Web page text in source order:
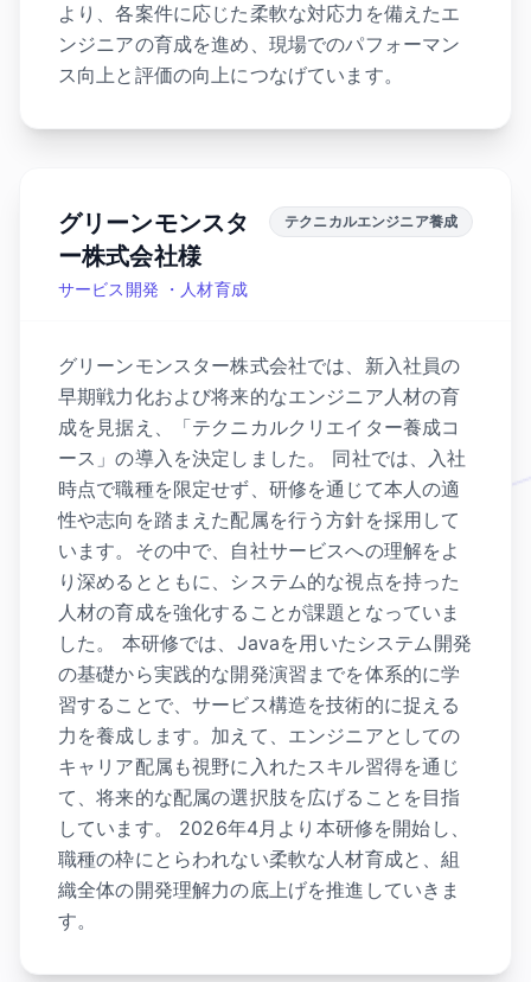
より、各案件に応じた柔軟な対応力を備えたエ
ンジニアの育成を進め、現場でのパフォーマン
ス向上と評価の向上につなげています。
グリーンモンスタ
ー株式会社様
サービス開発 ・人材育成
テクニカルエンジニア養成
グリーンモンスター株式会社では、新入社員の
早期戦力化および将来的なエンジニア人材の育
成を見据え、「テクニカルクリエイター養成コ
ース」の導入を決定しました。 同社では、入社
時点で職種を限定せず、研修を通じて本人の適
性や志向を踏まえた配属を行う方針を採用して
います。その中で、自社サービスへの理解をよ
り深めるとともに、システム的な視点を持った
人材の育成を強化することが課題となっていま
した。 本研修では、Javaを用いたシステム開発
の基礎から実践的な開発演習までを体系的に学
習することで、サービス構造を技術的に捉える
力を養成します。加えて、エンジニアとしての
キャリア配属も視野に入れたスキル習得を通じ
て、将来的な配属の選択肢を広げることを目指
しています。 2026年4月より本研修を開始し、
職種の枠にとらわれない柔軟な人材育成と、組
織全体の開発理解力の底上げを推進していきま
す。